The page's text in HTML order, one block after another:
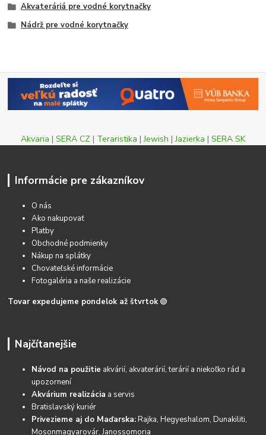
Akvateráriá pre vodné korytnačky
Nádrž pre vodné korytnačky
Akvaria | SERA CZ | Teraristika |Jewish |Jazierka | SERA SK
Informácie pre zákazníkov
O nás
Ako nakupovať
Platby
Obchodné podmienky
Nákup na splátky
Chovateľské informácie
Fotogaléria a naše realizácie
Tovar expedujeme pondelok až štvrtok 🟢
Najčítanejšie
Návod na použitie akvárií, akvaterárií, terárií a niekoľko rád a
upozornení
Akvárium realizácia a servis
Bratislavský kuriér
Privezieme aj do Maďarska:Rajka, Hegyeshalom, Dunakiliti,
Mosonmagyarovár, Janossomoria